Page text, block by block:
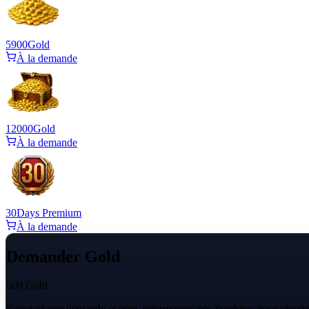
5900Gold
À la demande
12000Gold
À la demande
30Days Premium
À la demande
Demander Gold
500 Gold